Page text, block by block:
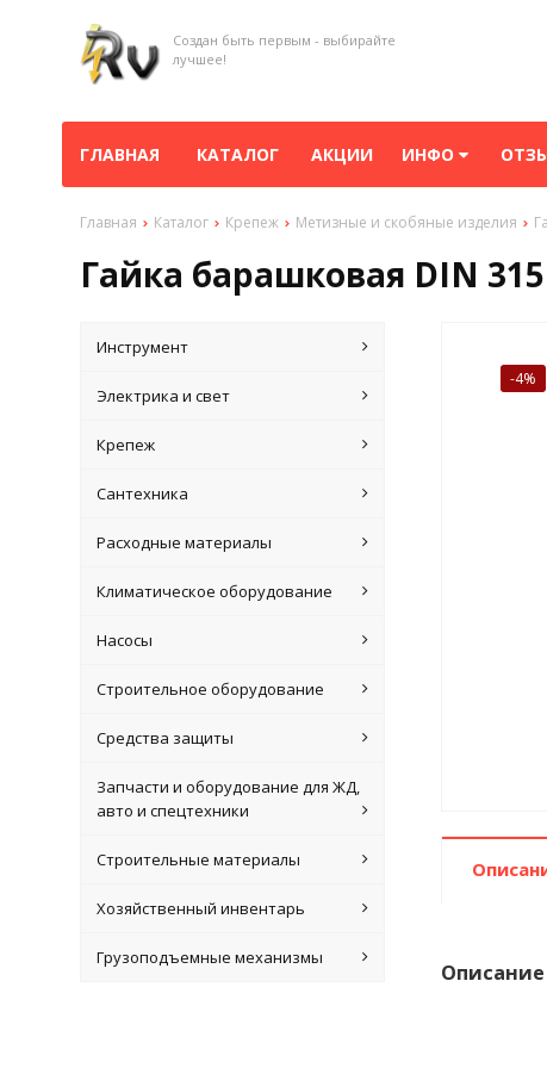
Создан быть первым - выбирайте
лучшее!
ГЛАВНАЯ КАТАЛОГ АКЦИИ ИНФО
Главная Каталог Крепеж Метизные и скобяные изделия
Гайка барашковая DIN
Инструмент
Электрика и свет
Крепеж
Сантехника
Расходные материалы
Климатическое оборудование
Насосы
Строительное оборудование
Средства защиты
Запчасти и оборудование для ЖД,
авто и спецтехники
Строительные материалы
Хозяйственный инвентарь
Грузоподъемные механизмы
-4%
Описание